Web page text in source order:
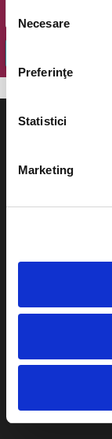
consimțământului
Necesare
Preferinţe
Statistici
Marketing
Pentru copii
Diverse